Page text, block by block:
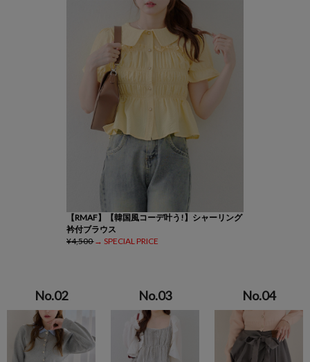
【RMAF】【韓国風コーデ叶う!】シャーリング
衿付ブラウス
¥4,500→ SPECIAL PRICE